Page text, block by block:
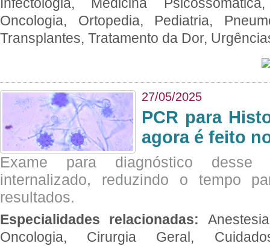
Infectologia, Medicina
Oncologia, Ortopedia, Pediatria,
Transplantes, Tratamento da Dor,
27/05/2025
PCR para
agora é feito
Exame para diagnóstico desse
internalizado, reduzindo o tempo
resultados.
Especialidades relacionadas:
Oncologia, Cirurgia Geral,